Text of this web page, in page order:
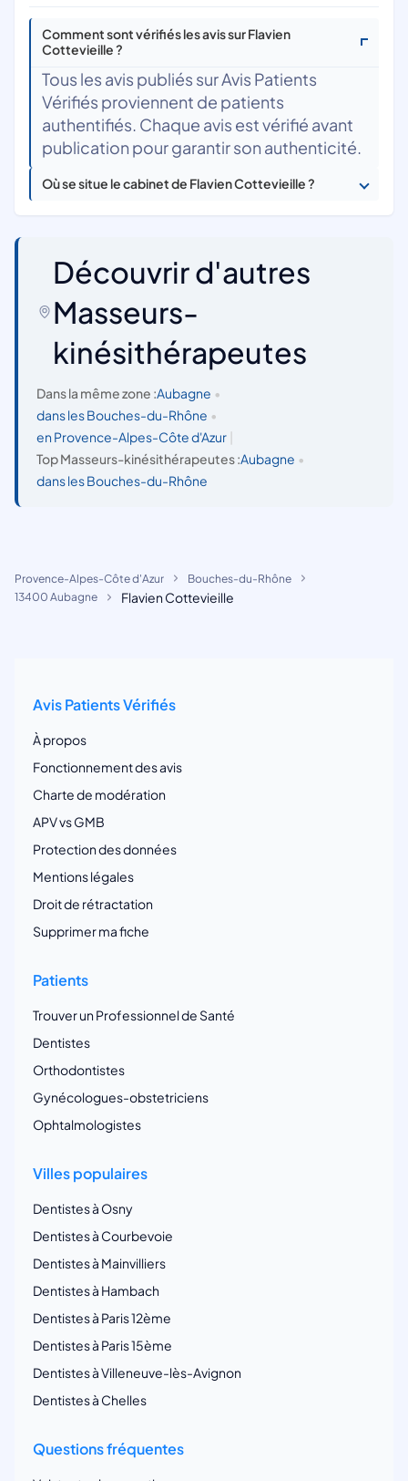
Comment sont vérifiés les avis sur Flavien
Cottevieille ?
Tous les avis publiés sur Avis Patients
Vérifiés proviennent de patients
authentifiés. Chaque avis est vérifié avant
publication pour garantir son authenticité.
Où se situe le cabinet de Flavien Cottevieille ?
Découvrir d'autres
Masseurs-
kinésithérapeutes
Dans la même zone :Aubagne •
dans les Bouches-du-Rhône •
en Provence-Alpes-Côte d'Azur
Top Masseurs-kinésithérapeutes :Aubagne •
dans les Bouches-du-Rhône
Provence-Alpes-Côte d'Azur
Bouches-du-Rhône
13400 Aubagne
Flavien Cottevieille
Avis Patients Vérifiés
À propos
Fonctionnement des avis
Charte de modération
APV vs GMB
Protection des données
Mentions légales
Droit de rétractation
Supprimer ma fiche
Patients
Trouver un Professionnel de Santé
Dentistes
Orthodontistes
Gynécologues-obstetriciens
Ophtalmologistes
Villes populaires
Dentistes à Osny
Dentistes à Courbevoie
Dentistes à Mainvilliers
Dentistes à Hambach
Dentistes à Paris 12ème
Dentistes à Paris 15ème
Dentistes à Villeneuve-lès-Avignon
Dentistes à Chelles
Questions fréquentes